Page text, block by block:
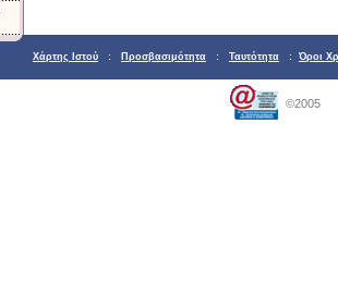
Χάρτης Ιστού : Προσβασιμότητα : Ταυτότητα : Όροι
©2005